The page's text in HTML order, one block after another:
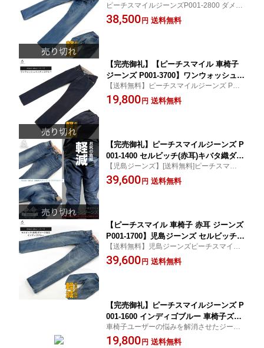
ルビッチ ダメージ加工インディゴブル
ー 車椅子ジーンズ パンツ 褥瘡対策 床
ピーチスマイルジーンズP001-2800 ダメー
ジ加工インディゴブルー 車椅子ユーザー 悩
み 解消 ジーンズ お尻への負担軽減 特許取
38,500 円 送料無料
【完売御礼】【ピーチスマイル 車椅子
ジーンズ P001-3700】ワンウォッシュ
インディゴブルー 褥瘡対策 床ずれ 予防
クッション 着心地 おしゃれ 介護 ズボ
【送料無料】ピーチスマイルジーンズ P001
-3700 児島ジーンズ製造 車いす 車椅子
19,800 円 送料無料
【完売御礼】ピーチスマイルジーンズ P
001-1400 セルビッチ(赤耳)キバタ織ダメ
ージ加工インディゴブルー/脊髄損傷 頚
椎損傷 キバタデニム 車椅子 車いす お
【児島ジーンズ】[送料無料]ピーチスマイル
ジーンズP001-1400
39,600 円 送料無料
【ピーチスマイル 車椅子 赤耳 ジーンズ
P001-1700】児島ジーンズ セルビッチ
赤耳 ダメージ加工 インディゴブルー 褥
瘡対策 床ずれ 予防 クッション 着心地
【送料無料】児島ジーンズピーチスマイル
ジーンズP001-1700色：セルビッチ（赤
耳）ダメージ加工インディゴブルー 車椅子
39,600 円 送料無料
【完売御礼】ピーチスマイルジーンズ P
001-1600 インディゴブルー 車椅子ズボ
ン パンツ 褥瘡対策 床ずれ 予防 クッシ
ョン 着心地 おしゃれ 利便性満足 脊髄
車椅子ユーザーの悩みを解消させたジーン
ズ 褥瘡予防、お尻への負担軽減！特許取得
19,800 円 送料無料